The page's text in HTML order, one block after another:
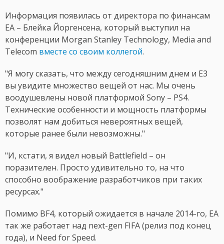
Информация появилась от директора по финансам
EA – Блейка Йоргенсена, который выступил на
конференции Morgan Stanley Technology, Media and
Telecom вместе со своим коллегой.
"Я могу сказать, что между сегодняшним днем и E3
вы увидите множество вещей от нас. Мы очень
воодушевлены новой платформой Sony – PS4.
Технические особенности и мощность платформы
позволят нам добиться невероятных вещей,
которые ранее были невозможны."
"И, кстати, я видел новый Battlefield – он
поразителен. Просто удивительно то, на что
способно воображение разработчиков при таких
ресурсах."
Помимо BF4, который ожидается в начале 2014-го, EA
так же работает над next-gen FIFA (релиз под конец
года), и Need for Speed.